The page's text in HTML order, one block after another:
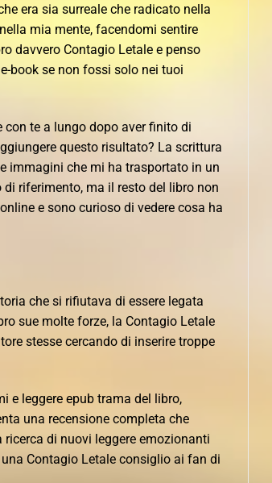
era sia surreale che radicato nella
mia mente, facendomi sentire
davvero Contagio Letale e penso
book se non fossi solo nei tuoi
te a lungo dopo aver finito di
questo risultato? La scrittura
immagini che mi ha trasportato in un
riferimento, ma il resto del libro non
e sono curioso di vedere cosa ha
che si rifiutava di essere legata
sue molte forze, la Contagio Letale
stesse cercando di inserire troppe
e leggere epub trama del libro,
una recensione completa che
di nuovi leggere emozionanti
Contagio Letale consiglio ai fan di